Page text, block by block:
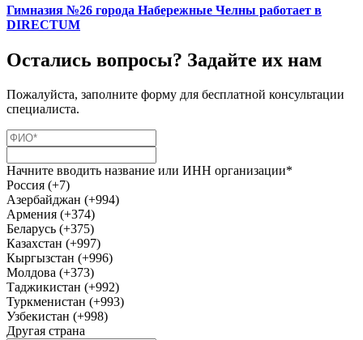
Гимназия №26 города Набережные Челны работает в
DIRECTUM
Остались вопросы? Задайте их нам
Пожалуйста, заполните форму для бесплатной консультации
специалиста.
Начните вводить название или ИНН организации*
Россия (+7)
Азербайджан (+994)
Армения (+374)
Беларусь (+375)
Казахстан (+997)
Кыргызстан (+996)
Молдова (+373)
Таджикистан (+992)
Туркменистан (+993)
Узбекистан (+998)
Другая страна